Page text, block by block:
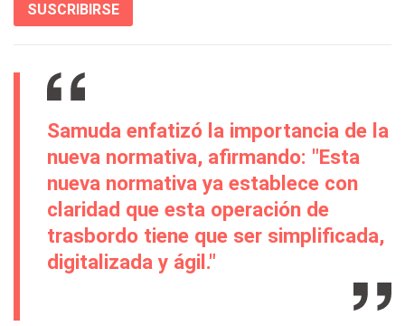
SUSCRIBIRSE
Samuda enfatizó la importancia de la
nueva normativa, afirmando: "Esta
nueva normativa ya establece con
claridad que esta operación de
trasbordo tiene que ser simplificada,
digitalizada y ágil."